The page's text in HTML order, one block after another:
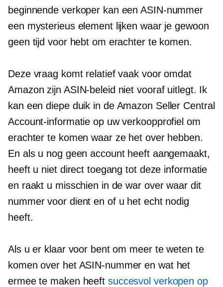
beginnende verkoper kan een ASIN-nummer
een mysterieus element lijken waar je gewoon
geen tijd voor hebt om erachter te komen.
Deze vraag komt relatief vaak voor omdat
Amazon zijn ASIN-beleid niet vooraf uitlegt. Ik
kan eendiepe duik in de Amazon Seller Central
Account-informatie op uw verkoopprofiel om
erachter te komen waar ze het over hebben.
En als u nog geen account heeft aangemaakt,
heeft u niet direct toegang tot deze informatie
en raakt u misschien in de war over waar dit
nummer voor dient en of u het echt nodig
heeft.
Als u er klaar voor bent om meer te weten te
komen over het ASIN-nummer en wat het
ermee te maken heeft succesvol verkopen op